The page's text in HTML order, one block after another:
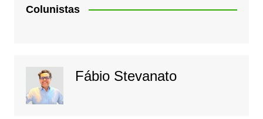
Colunistas
Fábio Stevanato